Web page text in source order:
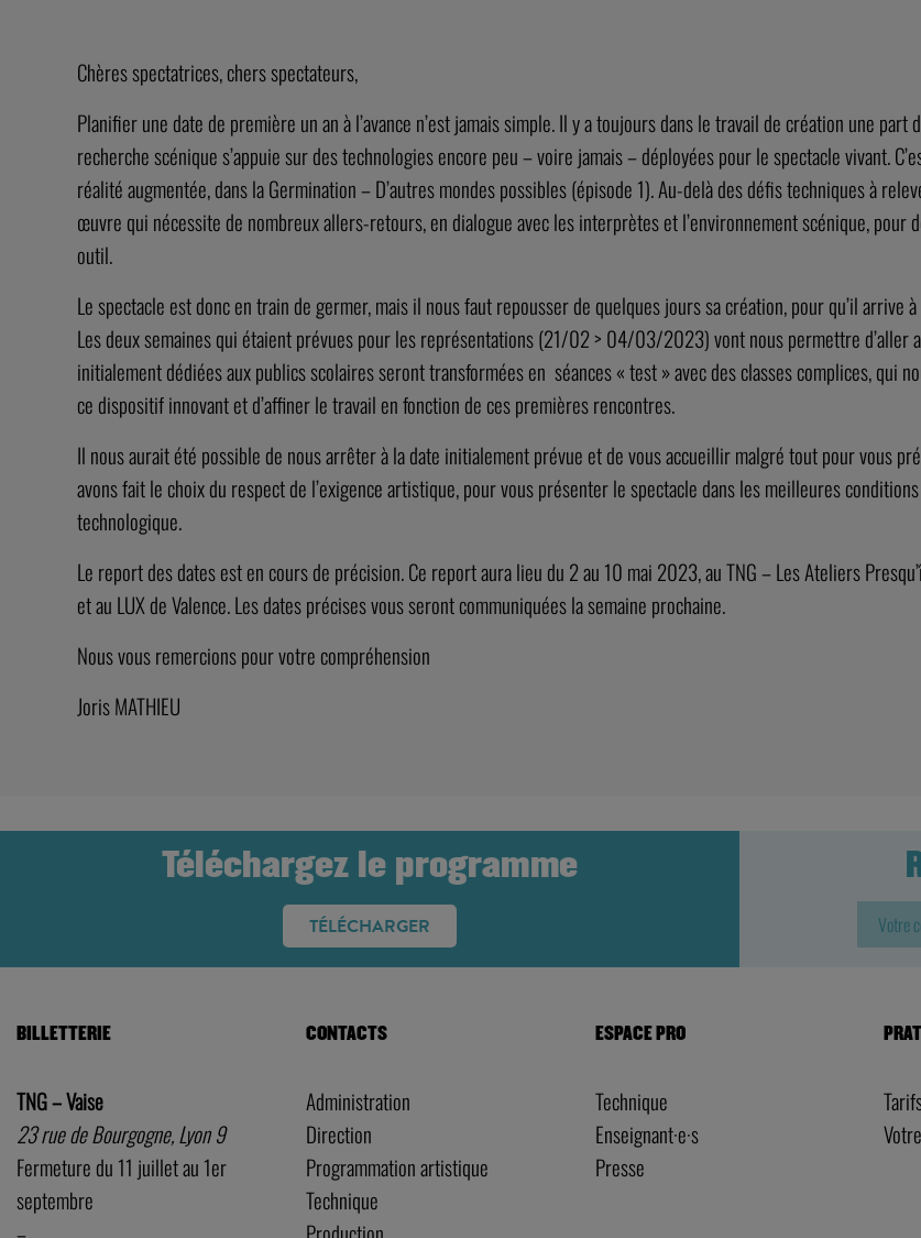
Chères spectatrices, chers spectateurs,
Planifier une date de première un an à l’avance n’est jamais simple. Il y a toujours dans le travail de création une part
recherche scénique s’appuie sur des technologies encore peu – voire jamais – déployées pour le spectacle vivant.
réalité augmentée, dans la Germination – D’autres mondes possibles (épisode 1). Au-delà des défis techniques à
œuvre qui nécessite de nombreux allers-retours, en dialogue avec les interprètes et l’environnement scénique,
outil.
Le spectacle est donc en train de germer, mais il nous faut repousser de quelques jours sa création, pour qu’il arrive
Les deux semaines qui étaient prévues pour les représentations (21/02 > 04/03/2023) vont nous permettre d’aller
initialement dédiées aux publics scolaires seront transformées en séances « test » avec des classes complices, qui
ce dispositif innovant et d’affiner le travail en fonction de ces premières rencontres.
Il nous aurait été possible de nous arrêter à la date initialement prévue et de vous accueillir malgré tout pour vous
avons fait le choix du respect de l’exigence artistique, pour vous présenter le spectacle dans les meilleures
technologique.
Le report des dates est en cours de précision. Ce report aura lieu du 2 au 10 mai 2023, au TNG – Les Ateliers
et au LUX de Valence. Les dates précises vous seront communiquées la semaine prochaine.
Nous vous remercions pour votre compréhension
Joris MATHIEU
Téléchargez le programme
TÉLÉCHARGER
BILLETTERIE
TNG – Vaise
23 rue de Bourgogne, Lyon 9
Fermeture du 11 juillet au 1er
septembre
CONTACTS
Administration
Direction
Programmation artistique
Technique
ESPACE PRO
Technique
Enseignant·e·s
Presse